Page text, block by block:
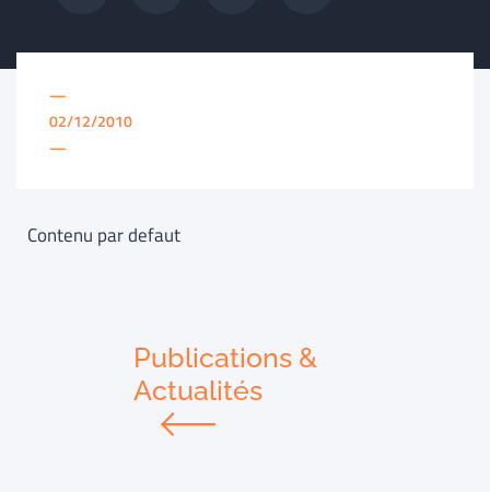
—
02/12/2010
—
Contenu par defaut
Publications &
Actualités